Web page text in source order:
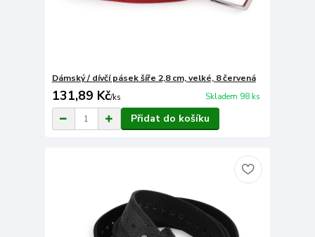
Dámský / dívčí pásek šíře 2,8 cm, velké, 8 červená
131,89 Kč/ks Skladem 98 ks
Přidat do košíku